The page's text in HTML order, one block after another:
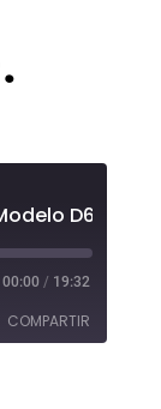
00:00 / 19:32
COMPARTIR